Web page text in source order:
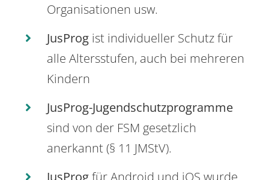
Organisationen usw.
JusProg ist individueller Schutz für
alle Altersstufen, auch bei mehreren
Kindern
JusProg-Jugendschutzprogramme
sind von der FSM gesetzlich
anerkannt (§ 11 JMStV).
JusProgfür Android und iOS wurde